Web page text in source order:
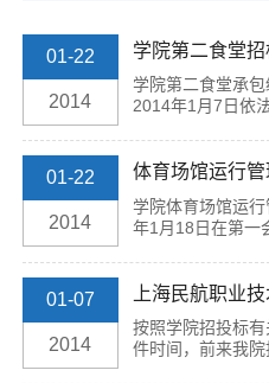
01-22
2014
学院第二食堂
学院第二食堂承
2014年1月7日依
知情者若有异...
01-22
2014
体育场馆运行
学院体育场馆运
年1月18日在第一
议，可与纪委张
01-07
2014
按照学院招投标
件时间，前来我